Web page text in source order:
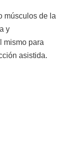
músculos de la
y
mismo para
asistida.